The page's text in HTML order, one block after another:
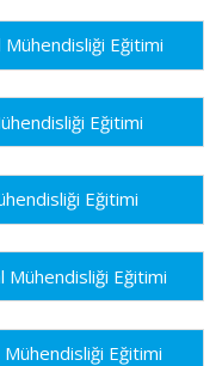
Eğitimi
Eğitimi
Eğitimi
Mühendisliği Eğitimi
Eğitimi